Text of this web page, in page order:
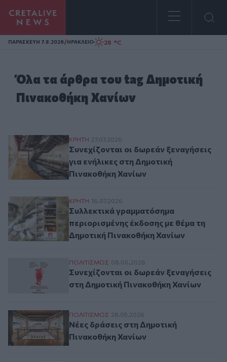
Homepage
ΠΑΡΑΣΚΕΥΗ 7.8.2026/ΗΡΑΚΛΕΙΟ 28 °C
Όλα τα άρθρα του tag Δημοτική
Πινακοθήκη Χανίων
Συνεχίζονται οι δωρεάν ξεναγήσεις για
ΚΡΗΤΗ 27.07.2026
Συνεχίζονται οι δωρεάν ξεναγήσεις
για ενήλικες στη Δημοτική
Πινακοθήκη Χανίων
Συλλεκτικά γραμματόσημα
ΚΡΗΤΗ 16.07.2026
Συλλεκτικά γραμματόσημα
περιορισμένης έκδοσης με θέμα τη
Δημοτική Πινακοθήκη Χανίων
Συνεχίζονται οι δωρεάν ξεναγήσεις στη
ΠΟΛΙΤΙΣΜΟΣ 08.06.2026
Συνεχίζονται οι δωρεάν ξεναγήσεις
στη Δημοτική Πινακοθήκη Χανίων
Νέες δράσεις στη Δημοτική Πινακοθήκη
ΠΟΛΙΤΙΣΜΟΣ 28.05.2026
Νέες δράσεις στη Δημοτική
Πινακοθήκη Χανίων